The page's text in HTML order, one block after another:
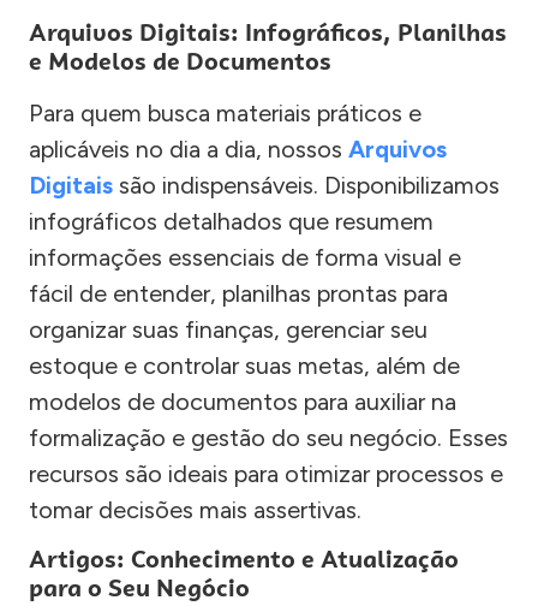
Arquivos Digitais: Infográficos, Planilhas
e Modelos de Documentos
Para quem busca materiais práticos e
aplicáveis no dia a dia, nossos Arquivos
Digitais são indispensáveis. Disponibilizamos
infográficos detalhados que resumem
informações essenciais de forma visual e
fácil de entender, planilhas prontas para
organizar suas finanças, gerenciar seu
estoque e controlar suas metas, além de
modelos de documentos para auxiliar na
formalização e gestão do seu negócio. Esses
recursos são ideais para otimizar processos e
tomar decisões mais assertivas.
Artigos: Conhecimento e Atualização
para o Seu Negócio